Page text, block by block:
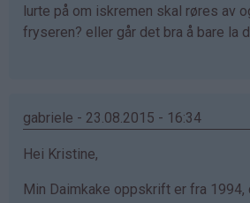
lurte på om iskremen skal røres av
fryseren? eller går det bra å bare la
gabriele - 23.08.2015 - 16:34
Hei Kristine,
Min Daimkake oppskrift er fra 1994,